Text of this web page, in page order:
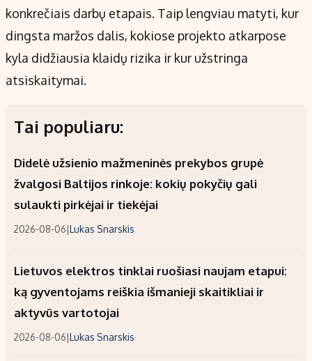
konkrečiais darbų etapais. Taip lengviau matyti, kur
dingsta maržos dalis, kokiose projekto atkarpose
kyla didžiausia klaidų rizika ir kur užstringa
atsiskaitymai.
Tai populiaru:
Didelė užsienio mažmeninės prekybos grupė
žvalgosi Baltijos rinkoje: kokių pokyčių gali
sulaukti pirkėjai ir tiekėjai
2026-08-06|Lukas Snarskis
Lietuvos elektros tinklai ruošiasi naujam etapui:
ką gyventojams reiškia išmanieji skaitikliai ir
aktyvūs vartotojai
2026-08-06|Lukas Snarskis